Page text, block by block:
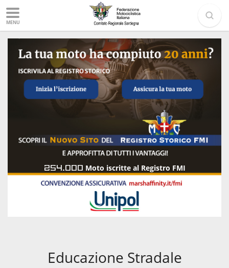
MENU
254.000 Moto iscritte al Registro FMI
Educazione Stradale